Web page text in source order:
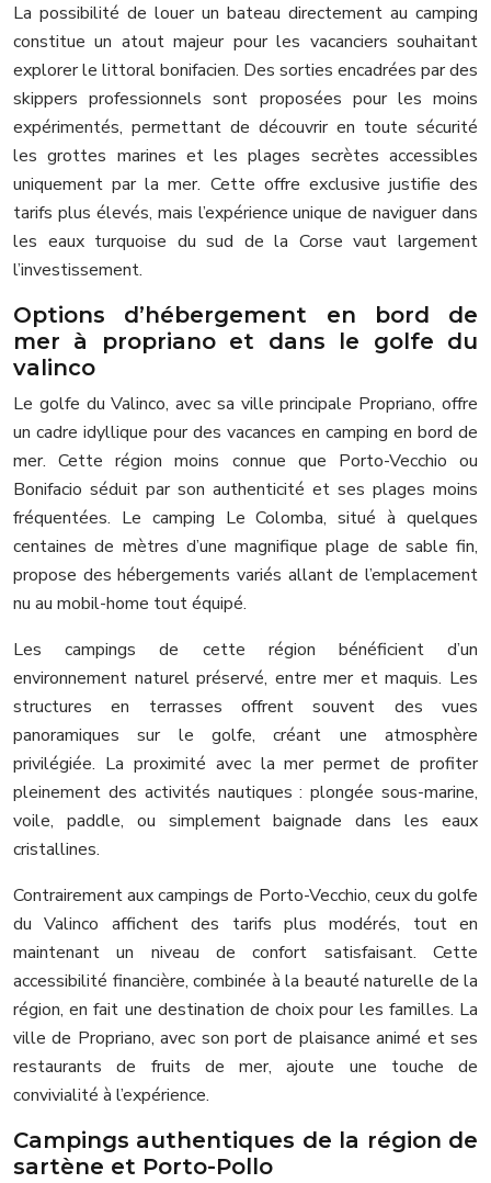
La possibilité de louer un bateau directement au camping
constitue un atout majeur pour les vacanciers souhaitant
explorer le littoral bonifacien. Des sorties encadrées par des
skippers professionnels sont proposées pour les moins
expérimentés, permettant de découvrir en toute sécurité
les grottes marines et les plages secrètes accessibles
uniquement par la mer. Cette offre exclusive justifie des
tarifs plus élevés, mais l’expérience unique de naviguer dans
les eaux turquoise du sud de la Corse vaut largement
l’investissement.
Options d’hébergement en bord de
mer à propriano et dans le golfe du
valinco
Le golfe du Valinco, avec sa ville principale Propriano, offre
un cadre idyllique pour des vacances en camping en bord de
mer. Cette région moins connue que Porto-Vecchio ou
Bonifacio séduit par son authenticité et ses plages moins
fréquentées. Le camping Le Colomba, situé à quelques
centaines de mètres d’une magnifique plage de sable fin,
propose des hébergements variés allant de l’emplacement
nu au mobil-home tout équipé.
Les campings de cette région bénéficient d’un
environnement naturel préservé, entre mer et maquis. Les
structures en terrasses offrent souvent des vues
panoramiques sur le golfe, créant une atmosphère
privilégiée. La proximité avec la mer permet de profiter
pleinement des activités nautiques : plongée sous-marine,
voile, paddle, ou simplement baignade dans les eaux
cristallines.
Contrairement aux campings de Porto-Vecchio, ceux du golfe
du Valinco affichent des tarifs plus modérés, tout en
maintenant un niveau de confort satisfaisant. Cette
accessibilité financière, combinée à la beauté naturelle de la
région, en fait une destination de choix pour les familles. La
ville de Propriano, avec son port de plaisance animé et ses
restaurants de fruits de mer, ajoute une touche de
convivialité à l’expérience.
Campings authentiques de la région de
sartène et Porto-Pollo